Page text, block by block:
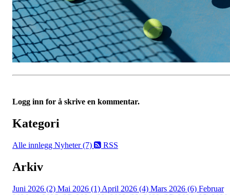
Logg inn for å skrive en kommentar.
Kategori
Alle innlegg Nyheter (7) RSS
Arkiv
Juni 2026 (2) Mai 2026 (1) April 2026 (4) Mars 2026 (6) Februar